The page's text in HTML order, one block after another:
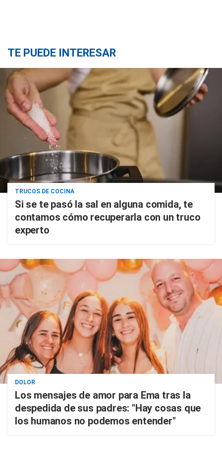
TE PUEDE INTERESAR
TRUCOS DE COCINA
Si se te pasó la sal en alguna comida, te
contamos cómo recuperarla con un truco
experto
DOLOR
Los mensajes de amor para Ema tras la
despedida de sus padres: "Hay cosas que
los humanos no podemos entender"